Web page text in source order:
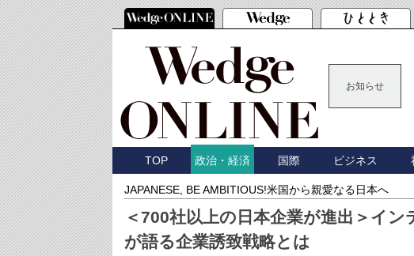
お知らせ
TOP 政治・経済 国際 ビジネス
JAPANESE, BE AMBITIOUS!米国から親愛なる日本へ
＜700社以上の日本企業が進出＞イ
が語る企業誘致戦略とは